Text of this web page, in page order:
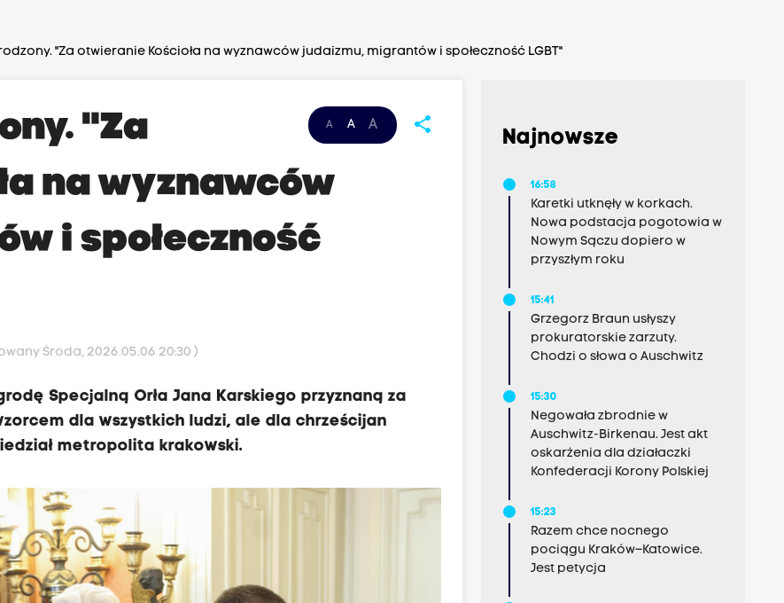
"Za otwieranie Kościoła na wyznawców judaizmu, migrantów i społeczność LGBT"
A A A share
"Za
na wyznawców
i społeczność
Środa, 2026.05.06 20:30 )
Specjalną Orła Jana Karskiego przyznaną za
dla wszystkich ludzi, ale dla chrześcijan
metropolita krakowski.
Najnowsze
16:58
Karetki utknęły w korkach.
Nowa podstacja pogotowia w
Nowym Sączu dopiero w
przyszłym roku
15:41
Grzegorz Braun usłyszy
prokuratorskie zarzuty.
Chodzi o słowa o Auschwitz
15:30
Negowała zbrodnie w
Auschwitz-Birkenau. Jest akt
oskarżenia dla działaczki
Konfederacji Korony Polskiej
15:23
Razem chce nocnego
pociągu Kraków–Katowice.
Jest petycja